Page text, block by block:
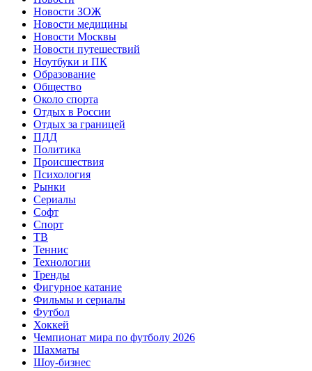
Новости ЗОЖ
Новости медицины
Новости Москвы
Новости путешествий
Ноутбуки и ПК
Образование
Общество
Около спорта
Отдых в России
Отдых за границей
ПДД
Политика
Происшествия
Психология
Рынки
Сериалы
Софт
Спорт
ТВ
Теннис
Технологии
Тренды
Фигурное катание
Фильмы и сериалы
Футбол
Хоккей
Чемпионат мира по футболу 2026
Шахматы
Шоу-бизнес